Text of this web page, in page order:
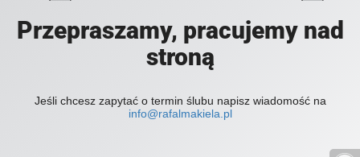
Przepraszamy, pracujemy nad
stroną
Jeśli chcesz zapytać o termin ślubu napisz wiadomość na
info@rafalmakiela.pl